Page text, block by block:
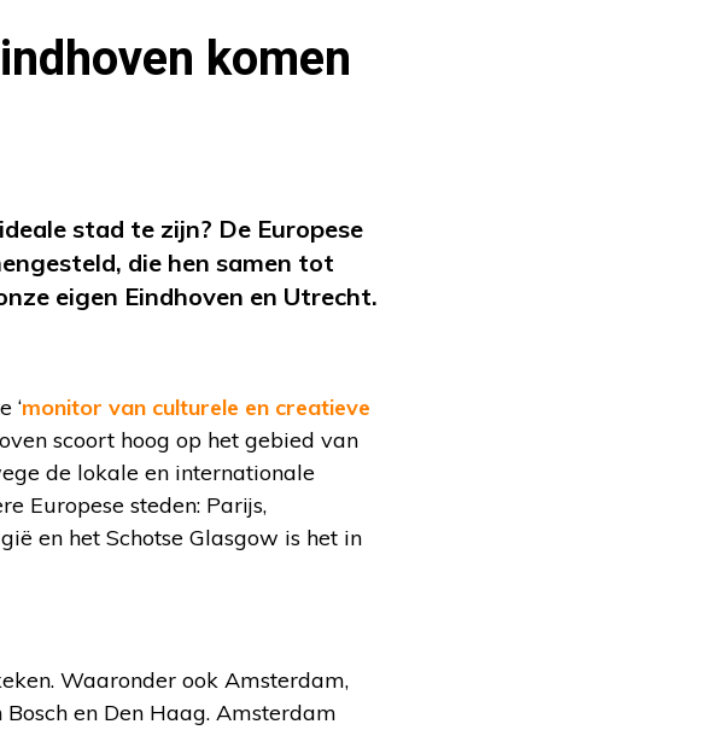
komen
stad te zijn? De Europese
die hen samen tot
eigen Eindhoven en Utrecht.
‘monitor van culturele en creatieve
scoort hoog op het gebied van
de lokale en internationale
Europese steden: Parijs,
en het Schotse Glasgow is het in
Waaronder ook Amsterdam,
en Den Haag. Amsterdam